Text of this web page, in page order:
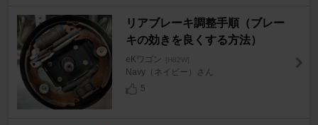
リアブレーキ調整手順（ブレー
キの効きを良くする方法）
eKワゴン [H82W]
Navy（ネイビー）さん
5